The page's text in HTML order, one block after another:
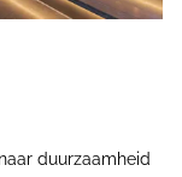
duurzaamheid